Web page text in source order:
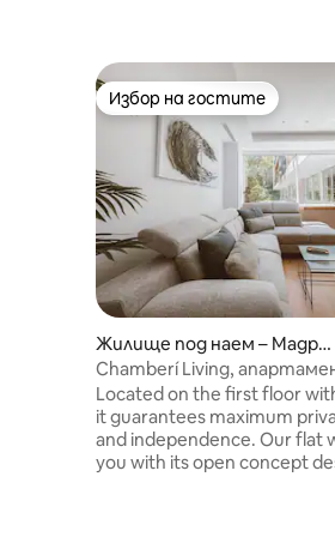
Избор на гостите
Избор на гостите
Жилище под наем – Мадри
д
Chamberí Living,
двойно легло и...
Located on the first floor
it guarantees maximum
and independence. Our flat
you with its open concept